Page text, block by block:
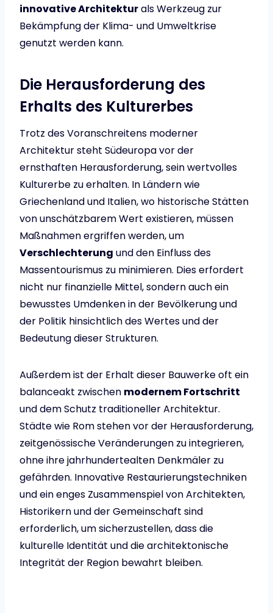
innovative Architekturals Werkzeug zur
Bekämpfung der Klima- und Umweltkrise
genutzt werden kann.
Die Herausforderung des
Erhalts des Kulturerbes
Trotz des Voranschreitens moderner
Architektur steht Südeuropa vor der
ernsthaften Herausforderung, sein wertvolles
Kulturerbe zu erhalten. In Ländern wie
Griechenland und Italien, wo historische Stätten
von unschätzbarem Wert existieren, müssen
Maßnahmen ergriffen werden, um
Verschlechterung und den Einfluss des
Massentourismus zu minimieren. Dies erfordert
nicht nur finanzielle Mittel, sondern auch ein
bewusstes Umdenken in der Bevölkerung und
der Politik hinsichtlich des Wertes und der
Bedeutung dieser Strukturen.
Außerdem ist der Erhalt dieser Bauwerke oft ein
balanceakt zwischen modernem Fortschritt
und dem Schutz traditioneller Architektur.
Städte wie Rom stehen vor der Herausforderung,
zeitgenössische Veränderungen zu integrieren,
ohne ihre jahrhundertealten Denkmäler zu
gefährden. Innovative Restaurierungstechniken
und ein enges Zusammenspiel von Architekten,
Historikern und der Gemeinschaft sind
erforderlich, um sicherzustellen, dass die
kulturelle Identität und die architektonische
Integrität der Region bewahrt bleiben.